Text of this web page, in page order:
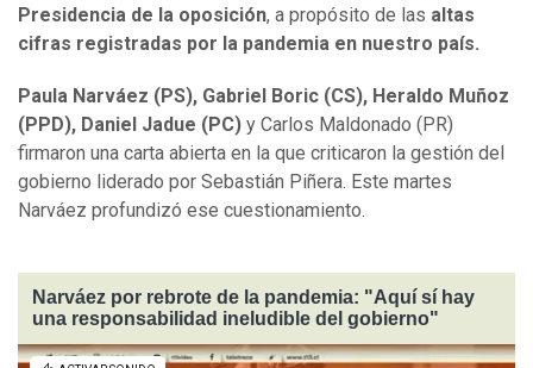
Presidencia de la oposición, a propósito de las altas
cifras registradas por la pandemia en nuestro país.
Paula Narváez (PS), Gabriel Boric (CS), Heraldo Muñoz
(PPD), Daniel Jadue (PC) y Carlos Maldonado (PR)
firmaron una carta abierta en la que criticaron la gestión del
gobierno liderado por Sebastián Piñera. Este martes
Narváez profundizó ese cuestionamiento.
Narváez por rebrote de la pandemia: "Aquí sí hay
una responsabilidad ineludible del gobierno"